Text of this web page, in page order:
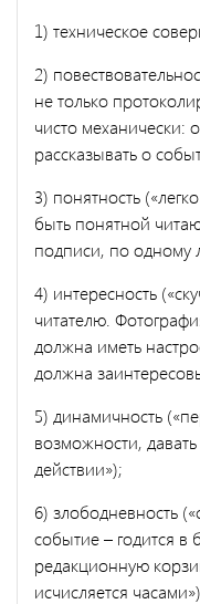
1) техническое
2)
не только
чисто механически:
рассказывать о
3) понятность
быть понятной
подписи, по одному
4) интересность
читателю.
должна иметь
должна
5) динамичность
возможности,
действии»);
6) злободневность
событие – годится в
редакционную
исчисляется часами»)